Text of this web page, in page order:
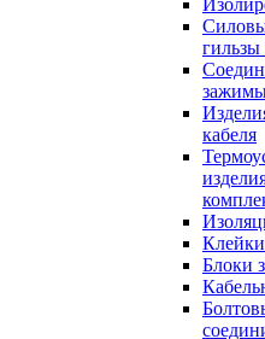
гильзы
кабеля
Блоки